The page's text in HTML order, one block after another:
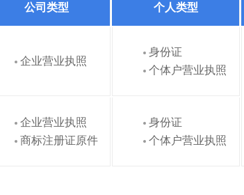
公司类型 个人类型
企业营业执照
身份证
个体户营业执照
企业营业执照
商标注册证原件
身份证
个体户营业执照